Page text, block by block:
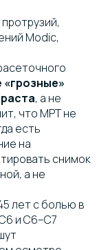
Modic,
, а не
что МРТ не
есть
на
снимок
а не
лет с болью в
и C6–C7